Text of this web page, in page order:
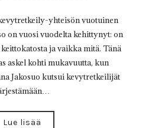
yhteisön vuotuinen
on vuosi vuodelta kehittynyt: on
ja vaikka mitä. Tänä
askel kohti mukavuutta, kun
Jakosuo kutsui kevytretkeilijät
Lue lisää